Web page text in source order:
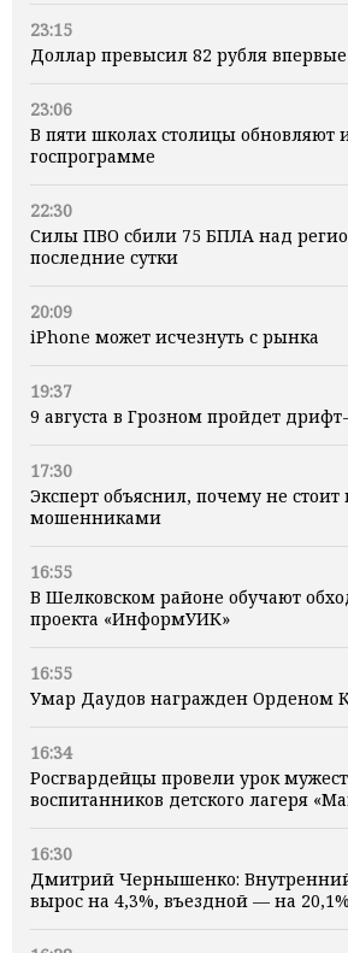
23:15
Доллар превысил 82 рубля
23:06
В пяти школах столицы обновляют
госпрограмме
22:30
Силы ПВО сбили 75 БПЛА над
последние сутки
20:09
iPhone может исчезнуть с рынка
19:37
9 августа в Грозном пройдет
17:30
Эксперт объяснил, почему не
мошенниками
16:55
В Шелковском районе обучают
проекта «ИнформУИК»
16:55
Умар Даудов награжден Орденом
16:34
Росгвардейцы провели урок
воспитанников детского лагеря
16:30
Дмитрий Чернышенко:
вырос на 4,3%, въездной — на 20,1%